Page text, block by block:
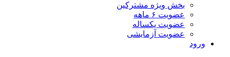
بخش ویژه مشترکین
عضویت ۶ ماهه
عضویت یکساله
عضویت آزمایشی
ورود